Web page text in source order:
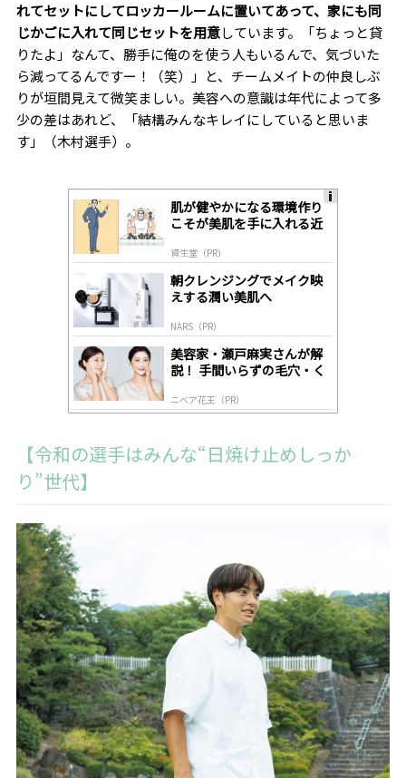
れてセットにしてロッカールームに置いてあって、家にも同
じかごに入れて同じセットを用意しています。「ちょっと貸
りたよ」なんて、勝手に俺のを使う人もいるんで、気づいた
ら減ってるんですー！（笑）」と、チームメイトの仲良しぶ
りが垣間見えて微笑ましい。美容への意識は年代によって多
少の差はあれど、「結構みんなキレイにしていると思いま
す」（木村選手）。
肌が健やかになる環境作り
こそが美肌を手に入れる近
資生堂（PR）
朝クレンジングでメイク映
えする潤い美肌へ
NARS（PR）
美容家・瀬戸麻実さんが解
説！ 手間いらずの毛穴・く
ニベア花王（PR）
【令和の選手はみんな“日焼け止めしっか
り”世代】